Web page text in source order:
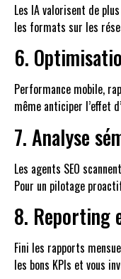
Les IA valorisent de
les formats sur les
6.
Performance mobile,
même anticiper l’effet
7. Analyse
Les agents SEO
Pour un pilotage
8. Reporting
Fini les rapports
les bons KPIs et vous